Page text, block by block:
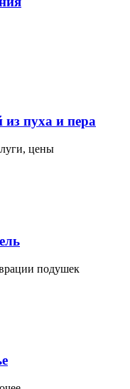
пуха и пера
цены
подушек